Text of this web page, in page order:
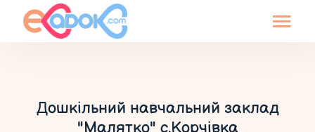
Дошкільний навчальний заклад
"Малятко" с.Корчівка